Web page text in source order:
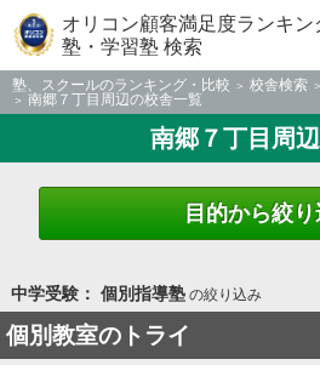
オリコン顧客満足度ランキン
塾・学習塾 検索
塾、スクールのランキング・比較 校舎検索
南郷７丁目周辺の校舎一覧
南郷７丁目周
目的から絞
中学受験： 個別指導塾の絞り込み
個別教室のトライ